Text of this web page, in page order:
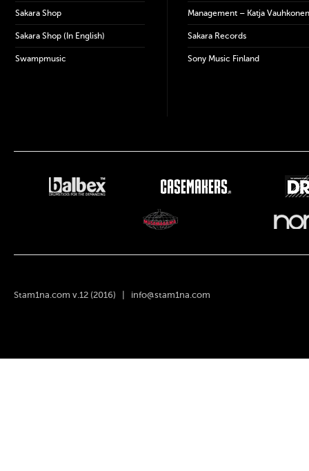
Sakara Shop
Sakara Shop (In English)
Swampmusic
Management – Katja Vauhkonen
Sakara Records
Sony Music Finland
Stam1na.com v.12 (2016) | info@stam1na.com